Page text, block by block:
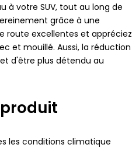
à votre SUV, tout au long de
grâce à une
route excellentes et appréciez
et mouillé. Aussi, la réduction
d'être plus détendu au
les conditions climatique